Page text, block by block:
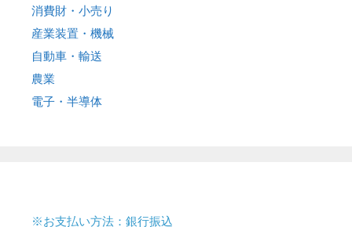
消費財・小売り
産業装置・機械
自動車・輸送
農業
電子・半導体
※お支払い方法：銀行振込